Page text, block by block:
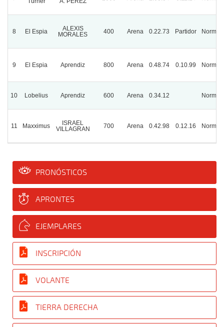
8 El Espia
ALEXIS
MORALES
400 Arena 0.22.73 Partidor Normal
9 El Espia Aprendiz 800 Arena 0.48.74 0.10.99 Normal
10 Lobelius Aprendiz 600 Arena 0.34.12 Normal
11 Maxximus
ISRAEL
VILLAGRAN
700 Arena 0.42.98 0.12.16 Normal
PRONÓSTICOS
APRONTES
EJEMPLARES
INSCRIPCIÓN
VOLANTE
TIERRA DERECHA